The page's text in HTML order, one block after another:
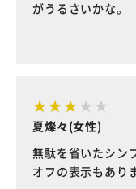
がうるさいかな。
夏燦々(女性)
無駄を省いたシン
オフの表示もあり